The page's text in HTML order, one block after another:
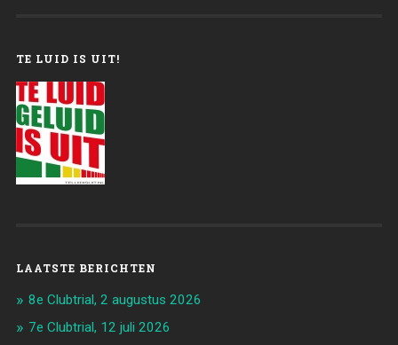
TE LUID IS UIT!
LAATSTE BERICHTEN
8e Clubtrial, 2 augustus 2026
7e Clubtrial, 12 juli 2026